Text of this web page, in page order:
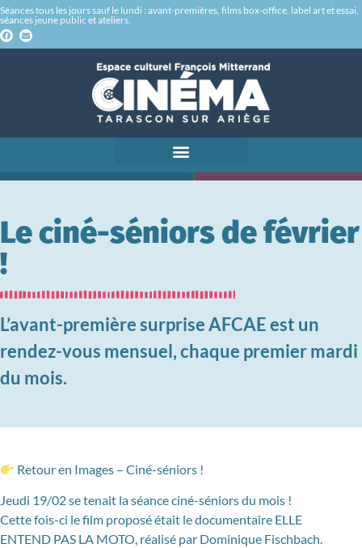
Séances tous les jours sauf le lundi : avant-premières, films box-office, label art et essai,
séances jeune public et ateliers.
Le ciné-séniors de février
!
L’avant-première surprise AFCAE est un
rendez-vous mensuel, chaque premier mardi
du mois.
Retour en Images – Ciné-séniors !
Jeudi 19/02 se tenait la séance ciné-séniors du mois !
Cette fois-ci le film proposé était le documentaire ELLE
ENTEND PAS LA MOTO, réalisé par Dominique Fischbach.